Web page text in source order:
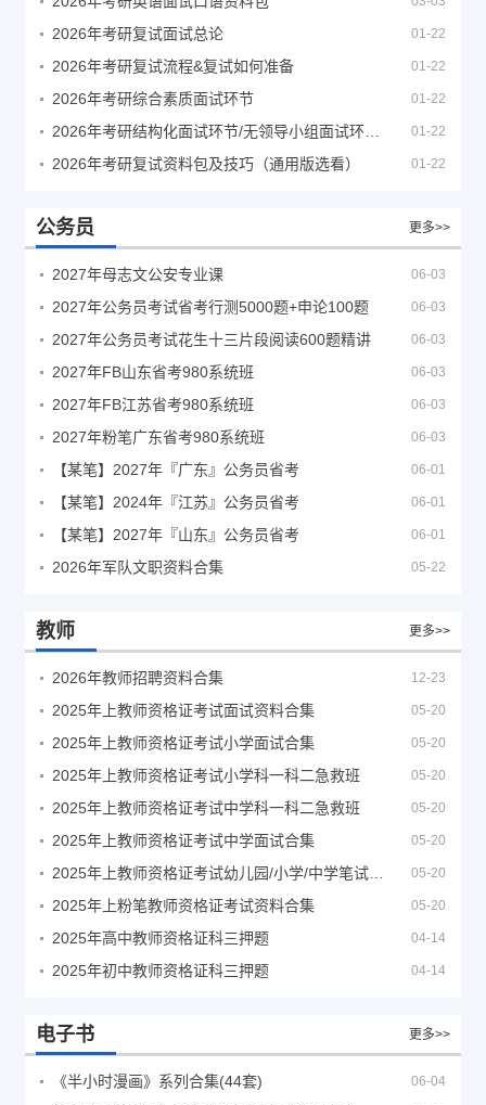
2026年考研复试面试总论 01-22
2026年考研复试流程&复试如何准备 01-22
2026年考研综合素质面试环节 01-22
01-22
2026年考研复试资料包及技巧（通用版选看） 01-22
公务员 更多>>
2027年母志文公安专业课 06-03
2027年公务员考试省考行测5000题+申论100题 06-03
2027年公务员考试花生十三片段阅读600题精讲 06-03
2027年FB山东省考980系统班 06-03
2027年FB江苏省考980系统班 06-03
2027年粉笔广东省考980系统班 06-03
【某笔】2027年『广东』公务员省考 06-01
【某笔】2024年『江苏』公务员省考 06-01
【某笔】2027年『山东』公务员省考 06-01
2026年军队文职资料合集 05-22
教师 更多>>
2026年教师招聘资料合集 12-23
2025年上教师资格证考试面试资料合集 05-20
2025年上教师资格证考试小学面试合集 05-20
2025年上教师资格证考试小学科一科二急救班 05-20
2025年上教师资格证考试中学科一科二急救班 05-20
2025年上教师资格证考试中学面试合集 05-20
05-20
2025年上粉笔教师资格证考试资料合集 05-20
2025年高中教师资格证科三押题 04-14
2025年初中教师资格证科三押题 04-14
电子书 更多>>
《半小时漫画》系列合集(44套) 06-04